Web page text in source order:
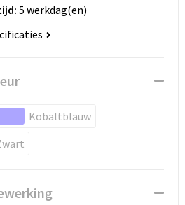
5 werkdag(en)
Kobaltblauw